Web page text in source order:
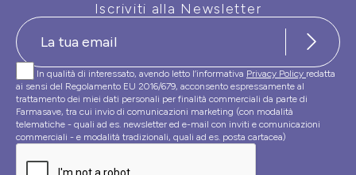
Iscriviti alla Newsletter
In qualità di interessato, avendo letto l’informativa Privacy Policy redatta
ai sensi del Regolamento EU 2016/679, acconsento espressamente al
trattamento dei miei dati personali per finalità commerciali da parte di
Farmasave, tra cui invio di comunicazioni marketing (con modalità
telematiche - quali ad es. newsletter ed e-mail con inviti e comunicazioni
commerciali - e modalità tradizionali, quali ad es. posta cartacea)